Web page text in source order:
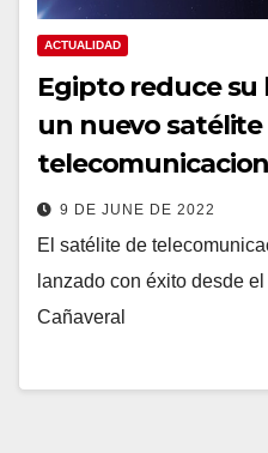
ACTUALIDAD
Egipto reduce
un nuevo satélite
9 DE JUNE DE 2022
El satélite de
lanzado con éxito desde
Cañaveral